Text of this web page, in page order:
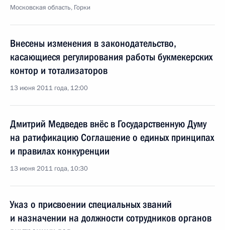
Московская область, Горки
Внесены изменения в законодательство,
касающиеся регулирования работы букмекерских
контор и тотализаторов
13 июня 2011 года, 12:00
Дмитрий Медведев внёс в Государственную Думу
на ратификацию Соглашение о единых принципах
и правилах конкуренции
13 июня 2011 года, 10:30
Указ о присвоении специальных званий
и назначении на должности сотрудников органов